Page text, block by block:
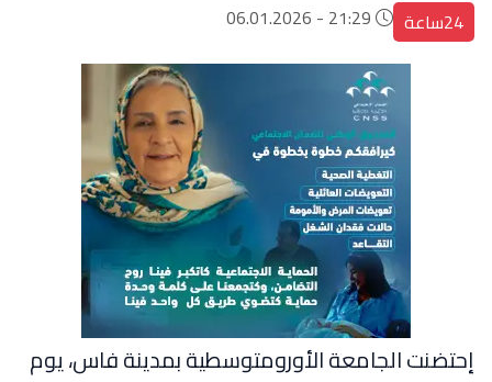
24ساعة
إحتضنت الجامعة الأورومتوسطية بمدينة فاس، يوم